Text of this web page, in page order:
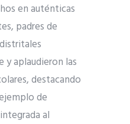
en auténticas
padres de
y aplaudieron las
destacando
de
al